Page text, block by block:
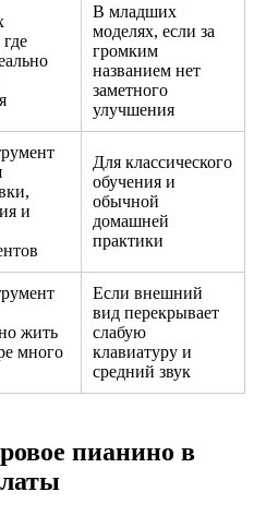
В младших
моделях, если за
громким
названием нет
заметного
улучшения
и
Для классического
обучения и
обычной
домашней
практики
жить
много
Если внешний
вид перекрывает
слабую
клавиатуру и
средний звук
пианино в